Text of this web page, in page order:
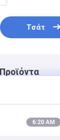
Τσάτ
6:20 AM